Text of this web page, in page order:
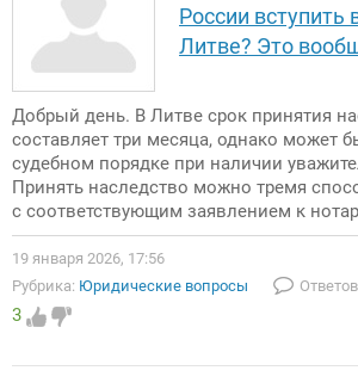
России вступить
Литве? Это
Добрый день. В Литве срок принятия
составляет три месяца, однако может
судебном порядке при наличии
Принять наследство можно тремя
с соответствующим заявлением к
19 января 2026, 17:56
Рубрика: Юридические вопросы
3